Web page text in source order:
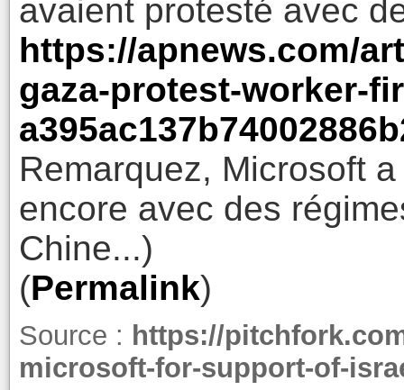
avaient protesté avec
https://apnews.com/
gaza-protest-worker-
Remarquez, Microsoft
encore avec des
Chine...)
(Permalink)
Source : https://
microsoft-for-support-of-